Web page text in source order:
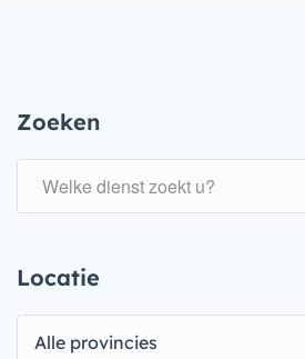
Zoeken
Locatie
Alle provincies